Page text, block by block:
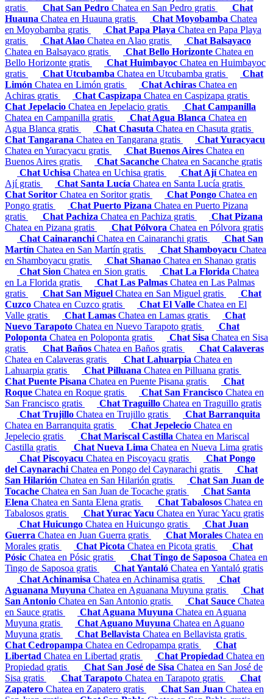
gratis
Chat San Pedro Chatea en San Pedro gratis
Chat
Huauna Chatea en Huauna gratis Chat Moyobamba Chatea
en Moyobamba gratis
Chat Papa Playa Chatea en Papa Playa
gratis
Chat Alao Chatea en Alao gratis
Chat Balsayaco
Chatea en Balsayaco gratis
Chat Bello Horizonte Chatea en
Bello Horizonte gratis
Chat Huimbayoc Chatea en Huimbayoc
gratis
Chat Utcubamba Chatea en Utcubamba gratis
Chat
Limón Chatea en Limón gratis Chat Achiras Chatea en
Achiras gratis
Chat Caspizapa Chatea en Caspizapa gratis
Chat Jepelacio Chatea en Jepelacio gratis
Chat Campanilla
Chatea en Campanilla gratis
Chat Agua Blanca Chatea en
Agua Blanca gratis
Chat Chasuta Chatea en Chasuta gratis
Chat Tangarana Chatea en Tangarana gratis
Chat Yuracyacu
Chatea en Yuracyacu gratis
Chat Buenos Aires Chatea en
Buenos Aires gratis
Chat Sacanche Chatea en Sacanche gratis
Chat Uchisa Chatea en Uchisa gratis Chat AjíChatea en
Ají gratis
Chat Santa Lucía Chatea en Santa Lucía gratis
Chat Soritor Chatea en Soritor gratis Chat Pongo Chatea en
Pongo gratis
Chat Puerto Pizana Chatea en Puerto Pizana
gratis
Chat Pachiza Chatea en Pachiza gratis
Chat Pizana
Chatea en Pizana gratis
Chat Pólvora Chatea en Pólvora gratis
Chat Cainaranchi Chatea en Cainaranchi gratis
Chat San
Martín Chatea en San Martín gratis Chat Shamboyacu Chatea
en Shamboyacu gratis
Chat Shanao Chatea en Shanao gratis
Chat Sion Chatea en Sion gratis Chat La Florida Chatea
en La Florida gratis
Chat Las Palmas Chatea en Las Palmas
gratis
Chat San Miguel Chatea en San Miguel gratis
Chat
Cuzco Chatea en Cuzco gratis Chat El Valle Chatea en El
Valle gratis
Chat Lamas Chatea en Lamas gratis
Chat
Nuevo Tarapoto Chatea en Nuevo Tarapoto gratis
Chat
Poloponta Chatea en Poloponta gratis Chat Sisa Chatea en Sisa
gratis
Chat Baños Chatea en Baños gratis
Chat Calaveras
Chatea en Calaveras gratis
Chat Lahuarpia Chatea en
Lahuarpia gratis
Chat Pilluana Chatea en Pilluana gratis
Chat Puente Pisana Chatea en Puente Pisana gratis
Chat
Roque Chatea en Roque gratis Chat San Francisco Chatea en
San Francisco gratis
Chat Traguillo Chatea en Traguillo gratis
Chat Trujillo Chatea en Trujillo gratis
Chat Barranquita
Chatea en Barranquita gratis
Chat Jepelecio Chatea en
Jepelecio gratis
Chat Mariscal Castilla Chatea en Mariscal
Castilla gratis
Chat Nueva Lima Chatea en Nueva Lima gratis
Chat Piscoyacu Chatea en Piscoyacu gratis
Chat Pongo
del Caynarachi Chatea en Pongo del Caynarachi gratis
Chat
San Hilarión Chatea en San Hilarión gratis
Chat San Juan de
Tocache Chatea en San Juan de Tocache gratis
Chat Santa
Elena Chatea en Santa Elena gratis Chat Tabalosos Chatea en
Tabalosos gratis
Chat Yurac Yacu Chatea en Yurac Yacu gratis
Chat Huicungo Chatea en Huicungo gratis
Chat Juan
Guerra Chatea en Juan Guerra gratis Chat Morales Chatea en
Morales gratis
Chat Picota Chatea en Picota gratis
Chat
Pósic Chatea en Pósic gratis Chat Tingo de Saposoa Chatea en
Tingo de Saposoa gratis
Chat Yantaló Chatea en Yantaló gratis
Chat Achinamisa Chatea en Achinamisa gratis
Chat
Aguanana Muyuna Chatea en Aguanana Muyuna gratis
Chat
San Antonio Chatea en San Antonio gratis Chat Sauce Chatea
en Sauce gratis
Chat Aguana Muyuna Chatea en Aguana
Muyuna gratis
Chat Aguano Muyuna Chatea en Aguano
Muyuna gratis
Chat Bellavista Chatea en Bellavista gratis
Chat Cedropampa Chatea en Cedropampa gratis
Chat
Libertad Chatea en Libertad gratis Chat Propiedad Chatea en
Propiedad gratis
Chat San José de Sisa Chatea en San José de
Sisa gratis
Chat Tarapoto Chatea en Tarapoto gratis
Chat
Zapatero Chatea en Zapatero gratis Chat San Juan Chatea en